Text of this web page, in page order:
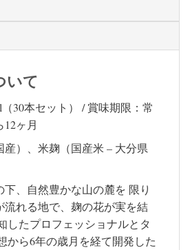
いて
30本セット） / 賞味期限：常
ヶ月
産）、米麹（国産米 – 大分県
、自然豊かな山の麓を 限り
流れる地で、麹の花が実を結
したプロフェッショナルとタ
から6年の歳月を経て開発した